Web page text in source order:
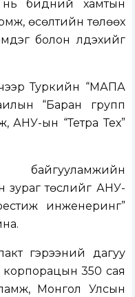
нь бидний хамтын
өсөлтийн төлөөх
болон үлдэхийг
Туркийн “МАПА
“Баран групп
АНУ-ын “Тетра Тех”
байгууламжийн
төслийг АНУ-
инженеринг”
гэрээний дагуу
350 сая
Монгол Улсын